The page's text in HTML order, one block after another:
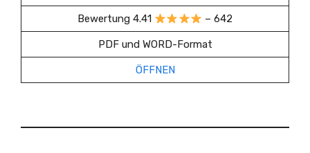
Bewertung 4.41 – 642
PDF und WORD-Format
ÖFFNEN